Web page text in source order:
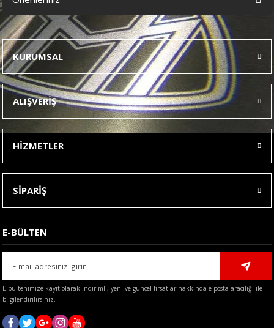
Bu ürünün fiyat bilgisi, resim, ürün açıklamalarında ve diğer
konularda yetersiz gördüğünüz noktaları öneri formunu kullanarak
tarafımıza iletebilirsiniz.
Görüş ve önerileriniz için teşekkür ederiz.
Ürün resmi kalitesiz, bozuk veya görüntülenemiyor.
Ürün açıklamasında eksik bilgiler bulunuyor.
Ürün bilgilerinde hatalar bulunuyor.
Ürün fiyatı diğer sitelerden daha pahalı.
Bu ürüne benzer farklı alternatifler olmalı.
Gönder
KURUMSAL
ALIŞVERİŞ
HİZMETLER
SİPARİŞ
E-BÜLTEN
E-bültenimize kayıt olarak indirimli, yeni ve güncel fırsatlar hakkında e-posta aracılığı ile
bilgilendirilirsiniz.